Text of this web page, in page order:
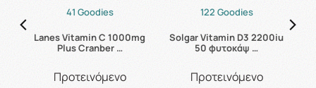
41 Goodies
Lanes Vitamin C 1000mg
Plus Cranber …
Προτεινόμενο
122 Goodies
Solgar Vitamin D3 2200iu
50 φυτοκάψ …
Προτεινόμενο